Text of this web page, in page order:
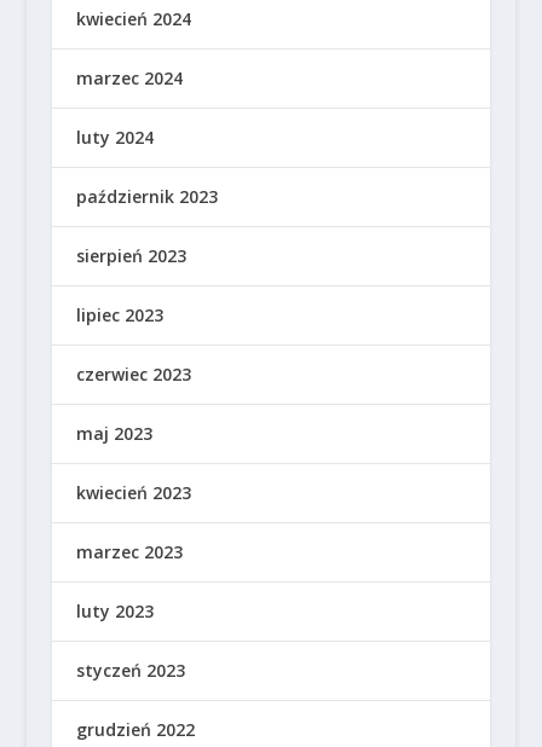
kwiecień 2024
marzec 2024
luty 2024
październik 2023
sierpień 2023
lipiec 2023
czerwiec 2023
maj 2023
kwiecień 2023
marzec 2023
luty 2023
styczeń 2023
grudzień 2022